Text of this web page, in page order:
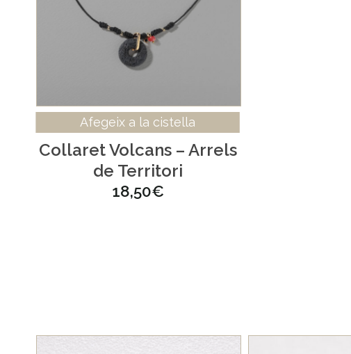
Afegeix a la cistella
Collaret Volcans – Arrels
de Territori
18,50€